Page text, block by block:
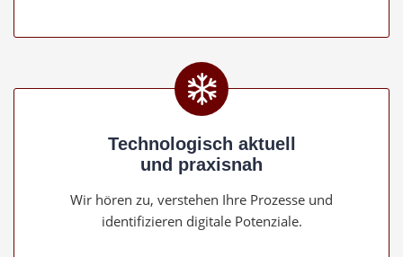
Technologisch aktuell
und praxisnah
Wir hören zu, verstehen Ihre Prozesse und
identifizieren digitale Potenziale.